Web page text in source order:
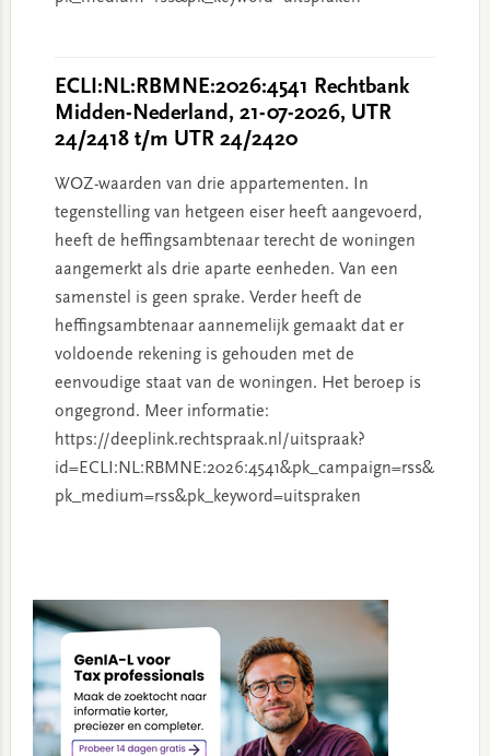
ECLI:NL:RBMNE:2026:4541 Rechtbank
Midden-Nederland, 21-07-2026, UTR
24/2418 t/m UTR 24/2420
WOZ-waarden van drie appartementen. In
tegenstelling van hetgeen eiser heeft aangevoerd,
heeft de heffingsambtenaar terecht de woningen
aangemerkt als drie aparte eenheden. Van een
samenstel is geen sprake. Verder heeft de
heffingsambtenaar aannemelijk gemaakt dat er
voldoende rekening is gehouden met de
eenvoudige staat van de woningen. Het beroep is
ongegrond. Meer informatie:
https://deeplink.rechtspraak.nl/uitspraak?
id=ECLI:NL:RBMNE:2026:4541&pk_campaign=rss&
pk_medium=rss&pk_keyword=uitspraken
Sidebar